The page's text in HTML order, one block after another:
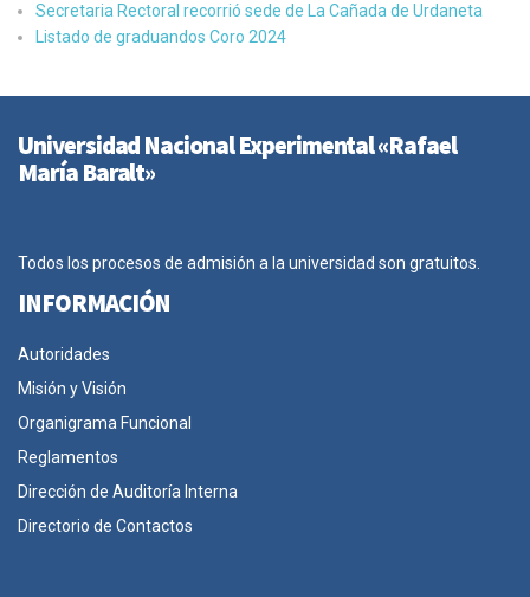
Secretaria Rectoral recorrió sede de La Cañada de Urdaneta
Listado de graduandos Coro 2024
Universidad Nacional Experimental «Rafael
María Baralt»
Todos los procesos de admisión a la universidad son gratuitos.
INFORMACIÓN
Autoridades
Misión y Visión
Organigrama Funcional
Reglamentos
Dirección de Auditoría Interna
Directorio de Contactos